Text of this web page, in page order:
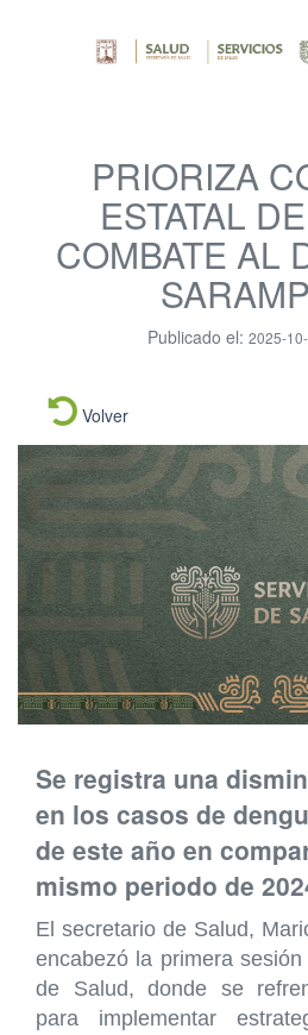
PRIORIZA
ESTATAL
COMBATE AL
Publicado el: 2025-
Volver
Se registra una
en los casos de
de este año en
mismo periodo de
El secretario de Salud,
encabezó la primera
de Salud, donde se
para implementar